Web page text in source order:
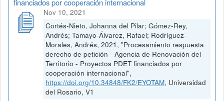
financiados por cooperación internacional
Nov 10, 2021
Cortés-Nieto, Johanna del Pilar; Gómez-Rey,
Andrés; Tamayo-Álvarez, Rafael; Rodríguez-
Morales, Andrés, 2021, "Procesamiento respuesta
derecho de petición - Agencia de Renovación del
Territorio - Proyectos PDET financiados por
cooperación internacional",
https://doi.org/10.34848/FK2/EYOTAM, Universidad
del Rosario, V1